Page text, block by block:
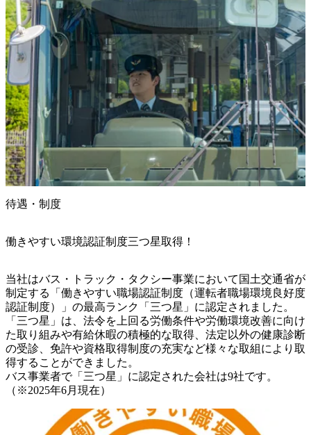
待遇・制度
働きやすい環境認証制度三つ星取得！
当社はバス・トラック・タクシー事業において国土交通省が
制定する「働きやすい職場認証制度（運転者職場環境良好度
認証制度）」の最高ランク「三つ星」に認定されました。
「三つ星」は、法令を上回る労働条件や労働環境改善に向け
た取り組みや有給休暇の積極的な取得、法定以外の健康診断
の受診、免許や資格取得制度の充実など様々な取組により取
得することができました。
バス事業者で「三つ星」に認定された会社は9社です。
（※2025年6月現在）